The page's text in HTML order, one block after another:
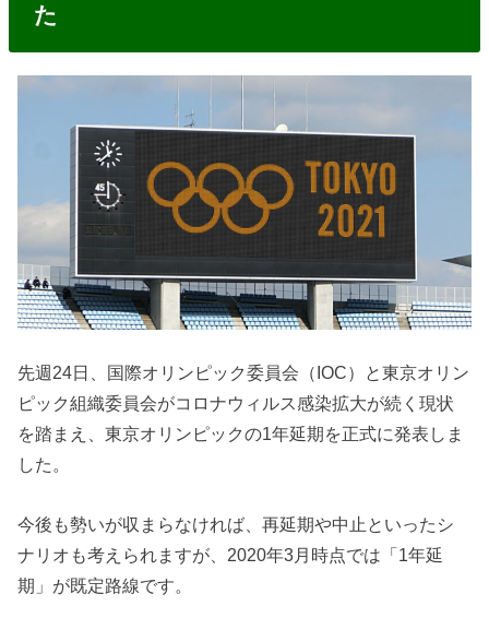
た
先週24日、国際オリンピック委員会（IOC）と東京オリン
ピック組織委員会がコロナウィルス感染拡大が続く現状
を踏まえ、東京オリンピックの1年延期を正式に発表しま
した。
今後も勢いが収まらなければ、再延期や中止といったシ
ナリオも考えられますが、2020年3月時点では「1年延
期」が既定路線です。